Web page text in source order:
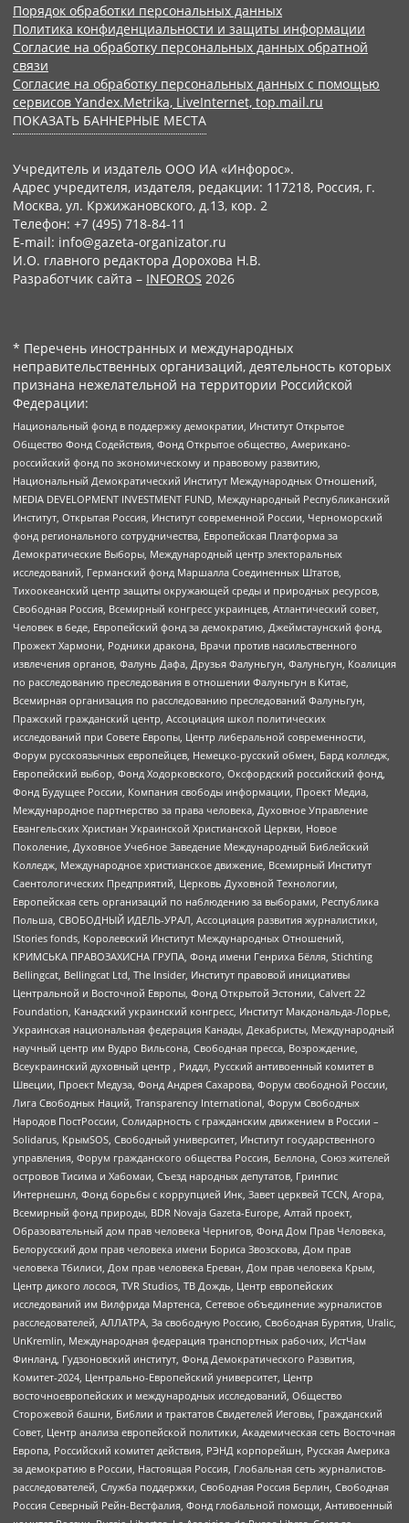
Порядок обработки персональных данных
Политика конфиденциальности и защиты информации
Согласие на обработку персональных данных обратной
связи
Согласие на обработку персональных данных с помощью
сервисов Yandex.Metrika, LiveInternet, top.mail.ru
ПОКАЗАТЬ БАННЕРНЫЕ МЕСТА
Учредитель и издатель ООО ИА «Инфорос».
Адрес учредителя, издателя, редакции: 117218, Россия, г.
Москва, ул. Кржижановского, д.13, кор. 2
Телефон: +7 (495) 718-84-11
E-mail: info@gazeta-organizator.ru
И.О. главного редактора Дорохова Н.В.
Разработчик сайта – INFOROS 2026
* Перечень иностранных и международных
неправительственных организаций, деятельность которых
признана нежелательной на территории Российской
Федерации:
Национальный фонд в поддержку демократии, Институт Открытое
Общество Фонд Содействия, Фонд Открытое общество, Американо-
российский фонд по экономическому и правовому развитию,
Национальный Демократический Институт Международных Отношений,
MEDIA DEVELOPMENT INVESTMENT FUND, Международный Республиканский
Институт, Открытая Россия, Институт современной России, Черноморский
фонд регионального сотрудничества, Европейская Платформа за
Демократические Выборы, Международный центр электоральных
исследований, Германский фонд Маршалла Соединенных Штатов,
Тихоокеанский центр защиты окружающей среды и природных ресурсов,
Свободная Россия, Всемирный конгресс украинцев, Атлантический совет,
Человек в беде, Европейский фонд за демократию, Джеймстаунский фонд,
Прожект Хармони, Родники дракона, Врачи против насильственного
извлечения органов, Фалунь Дафа, Друзья Фалуньгун, Фалуньгун, Коалиция
по расследованию преследования в отношении Фалуньгун в Китае,
Всемирная организация по расследованию преследований Фалуньгун,
Пражский гражданский центр, Ассоциация школ политических
исследований при Совете Европы, Центр либеральной современности,
Форум русскоязычных европейцев, Немецко-русский обмен, Бард колледж,
Европейский выбор, Фонд Ходорковского, Оксфордский российский фонд,
Фонд Будущее России, Компания свободы информации, Проект Медиа,
Международное партнерство за права человека, Духовное Управление
Евангельских Христиан Украинской Христианской Церкви, Новое
Поколение, Духовное Учебное Заведение Международный Библейский
Колледж, Международное христианское движение, Всемирный Институт
Саентологических Предприятий, Церковь Духовной Технологии,
Европейская сеть организаций по наблюдению за выборами, Республика
Польша, СВОБОДНЫЙ ИДЕЛЬ-УРАЛ, Ассоциация развития журналистики,
IStories fonds, Королевский Институт Международных Отношений,
КРИМСЬКА ПРАВОЗАХИСНА ГРУПА, Фонд имени Генриха Бёлля, Stichting
Bellingcat, Bellingcat Ltd, The Insider, Институт правовой инициативы
Центральной и Восточной Европы, Фонд Открытой Эстонии, Calvert 22
Foundation, Канадский украинский конгресс, Институт Макдональда-Лорье,
Украинская национальная федерация Канады, Декабристы, Международный
научный центр им Вудро Вильсона, Свободная пресса, Возрождение,
Всеукраинский духовный центр , Риддл, Русский антивоенный комитет в
Швеции, Проект Медуза, Фонд Андрея Сахарова, Форум свободной России,
Лига Свободных Наций, Transparеncy International, Форум Свободных
Народов ПостРоссии, Солидарность с гражданским движением в России –
Solidarus, КрымSOS, Свободный университет, Институт государственного
управления, Форум гражданского общества Россия, Беллона, Союз жителей
островов Тисима и Хабомаи, Съезд народных депутатов, Гринпис
Интернешнл, Фонд борьбы с коррупцией Инк, Завет церквей TCCN, Агора,
Всемирный фонд природы, BDR Novaja Gazeta-Europe, Алтай проект,
Образовательный дом прав человека Чернигов, Фонд Дом Прав Человека,
Белорусский дом прав человека имени Бориса Звозскова, Дом прав
человека Тбилиси, Дом прав человека Ереван, Дом прав человека Крым,
Центр дикого лосося, TVR Studios, ТВ Дождь, Центр европейских
исследований им Вилфрида Мартенса, Сетевое объединение журналистов
расследователей, АЛЛАТРА, За свободную Россию, Свободная Бурятия, Uralic,
UnKremlin, Международная федерация транспортных рабочих, ИстЧам
Финланд, Гудзоновский институт, Фонд Демократического Развития,
Комитет-2024, Центрально-Европейский университет, Центр
восточноевропейских и международных исследований, Общество
Сторожевой башни, Библии и трактатов Свидетелей Иеговы, Гражданский
Совет, Центр анализа европейской политики, Академическая сеть Восточная
Европа, Российский комитет действия, РЭНД корпорейшн, Русская Америка
за демократию в России, Настоящая Россия, Глобальная сеть журналистов-
расследователей, Служба поддержки, Свободная Россия Берлин, Свободная
Россия Северный Рейн-Вестфалия, Фонд глобальной помощи, Антивоенный